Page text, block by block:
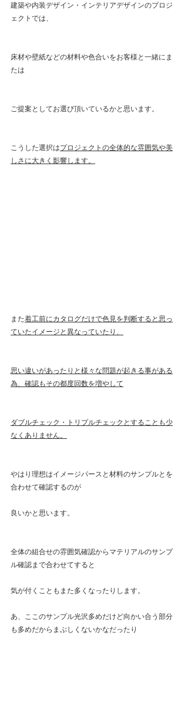
建築や内装デザイン・インテリアデザインのプロジ
ェクトでは、
床材や壁紙などの材料や色合いをお客様と一緒にま
たは
ご提案としてお選び頂いているかと思います。
こうした選択はプロジェクトの全体的な雰囲気や美
しさに大きく影響します。
また着工前にカタログだけで色見を判断すると思っ
ていたイメージと異なっていたり、
思い違いがあったりと様々な問題が起きる事がある
為、確認もその都度回数を増やして
ダブルチェック・トリプルチェックとすることも少
なくありません。
やはり理想はイメージパースと材料のサンプルとを
合わせて確認するのが
良いかと思います。
全体の組合せの雰囲気確認からマテリアルのサンプ
ル確認まで合わせてすると
気が付くこともまた多くなったりします。
あ、ここのサンプル光沢多めだけど向かい合う部分
も多めだからまぶしくないかなだったり